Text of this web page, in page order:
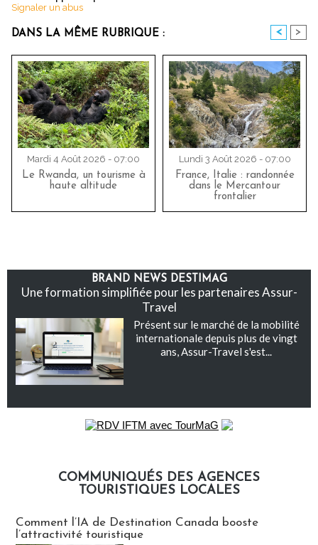
Signaler un abus
DANS LA MÊME RUBRIQUE : < >
Mardi 4 Août 2026 - 07:00
Le Rwanda, un tourisme à
haute altitude
Lundi 3 Août 2026 - 07:00
France, Italie : randonnée
dans le Mercantour
frontalier
BRAND NEWS DESTIMAG
Une formation simplifiée pour les partenaires Assur-
Travel
Présent sur le marché de la mobilité
internationale depuis plus de vingt
ans, Assur-Travel s'est...
COMMUNIQUÉS DES AGENCES
TOURISTIQUES LOCALES
Comment l’IA de Destination Canada booste
l’attractivité touristique